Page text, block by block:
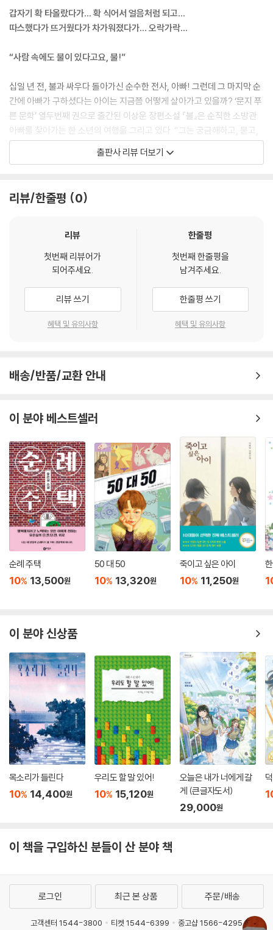
순직하지 않았다면. --- pp.11-12
폭발의 충격으로 헬멧이 날아가버려 불을 켤 수가 없다. 소방 호스를 찾아
에 꼭 끼인 채 늘어져 있다. 아빠가 그 애를 안아 올린다. 아이는 살아 있다.
아빠는 필사적으로 입구를 찾아 움직인다. 그때 콘크리트 기둥 하나가 무
너지며 아빠를 덮친다. 아빠는 머리를 다치고, 무거운 기둥에 깔린다. 아이
가 울며 아빠에게 달라붙는다. 아빠는 안간힘을 써본다. 소용없다. 아빠는
빠져나오지 못한다. 갑자기 머리가 깨지는 것 같다. 금세 정신이 희미해진
다………………………………………………………………………………………
는 건 상상뿐이었다.
그 당시 아빠의 동료 소방관 아저씨들을 찾아보면 도움이 되겠지? 하지만
엄마가 싫어할 것 같았다. 엄마를 불편하게 하면서까지 그 일에 매달릴 생
각은 없었다. --- pp.32-33
아이의 목소리가 또 올라갔다. 조절이 잘 안 되는 것 같았다. 아이는 또 나
를 보며 히죽히죽 웃었다. 어린아이처럼 맑은 웃음이었다. 그러나 나는 그
그러면서 자꾸 나를 보고 히죽거렸다. 내가 마음에 드는 건가? 무심코 속으
쿵덕쿵덕 심장이 속도를 높였다. 순식간에 생각도 감정도 복잡해졌다. 내
나는 앞서 머릿속으로 되풀이한 생각을 다시 끄집어내 다른 쪽으로 결론을
내려고 애썼다. --- p.115
나는 화재 진압복을 입고, 헬멧을 쓰고, 호스를 꼭 쥐고 괴물로 변한 시뻘건
불을 향해 나아가는 소방관 아저씨를 상상했다.
아저씨는 무섭고 외롭다. 여기저기 동료 소방관들이 있지만, 그래도 무섭
고 외롭다. 아저씨가 자신을 외롭고 무섭게 한 성난 불을 죽이기 위해 차가
운 물을 뿌린다. 아저씨는 괴물과 싸우는 의로운 전사다.
아빠도 전사였다. 의로운 전사. 엄마 말로는 숭고한 전사.
아빠가 동료들과 함께 건물 안으로 진입한다. 그리고 불 폭풍에 날려 정신
하겠지? 그 아이를 발견했을 때는 기뻤을까? 기쁨 같은 걸 느낄 여유도 없
지 않았을까? 아이에게 산소를 마시게 하면서 어서 밖으로 탈출해야 한다
는 생각밖에 없었겠지?
그러나 시멘트 기둥이 쓰러진다. 아빠가 거기에 깔린다. 아빠의 인생은 거
기서 정지된다. 아빠의 시간도 거기서 정지된다. 성난 불과의 싸움도 정지
된다. 오직 그 애의 시간만이 이어진다.
내가 그 애를 찾아냈다. 아빠의 죽음이 꽃을 피운 걸 확인하고 싶어서. 그런
데 그 애는 정상이 아니다. 처음 보는 나에게 맑게 웃으며 인사했지만, 그
애는 내 눈을 보고 있지 않았다.
애도 외로움을 느낄까? 다른 사람과 눈빛을 나눌 수 없는 그 애도 외로움을
알까? 쓸쓸함을 알까? 자신이 누구인지 알까? --- pp.143-144
갑자기 엄마가 입을 열었다. 엄마는 내 반응은 기다리지 않고 말을 이어갔
고 없이 그냥 갔지. 놀라게 해주려고. 가끔 그랬어. 그러면 본인도 좋아했
고, 동료 소방관들도 참 잘해주었거든. 그런데 그날은 마침 아빠가 화? 진
압을 하고 막 돌아온 뒤였어. 저녁이었는데, 정말 지친 모습이더구나. 그을
갑자기 확 타올랐다가… 확 식어서 얼음처럼 되고…
따스했다가 뜨거웠다가 차가워졌다가… 오락가락…
“사람 속에도 불이 있다고요, 불!”
십일 년 전, 불과 싸우다 돌아가신 순수한 전사, 아빠! 그런데 그 마지막 순
간에 아빠가 구하셨다는 아이는 지금쯤 어떻게 살아가고 있을까? ‘문지 푸
른 문학’ 열두번째 권으로 출간된 이상운 장편소설 『불』은 순직한 소방관
아빠를 찾아가는 한 소년의 여행을 그리고 있다. “그는 궁금해하고, 묻고,
찾고, 기뻐하고, 부딪치고, 두려워하고, 성찰하면서 자신의 여행을 완성한
다.”(「작가의 말」) 아빠의 순직 이후의 삶을 살아가는 엄마와 ‘나,’ 그리고
이다. 초등학교 5학년이 되어서야 외삼촌으로부터 아빠의 이야기를 들을
를 한 적이 없다. 엄마도 언제부턴가 아빠 얘기를 하지 않게 되었다. 사이렌
소리가 들려오면 방향을 바꾸고, 불이 났다는 텔레비전 보도가 있을 때마
다 말없이 채널을 돌릴 뿐. 그러던 차에 오래된 학교 창고에 불이 나는 사고
가 생기고…… 불이 났다는 사실을 재밌어 하는 아이들을 바라보며 ‘나’는
“사람 속에도 불이 있다”는 생각을 품게 된다. 그러면서 점점 커져가는 ‘그
엄마에게 이런저런 핑계를 대가며 그곳을 찾아가고, 조금씩 과거의 비밀들
되고 있을 ‘아빠의 현재’를 불러내는 과정이기도 하다. 그러나 막상 대면하
게 된 ‘그 아이’는 자폐(自閉)의 상태이고, 그들 가족 간의 오래된 불화는
‘나’의 내면을 혼란스럽게 만든다.
아빠가 그 애를 보면 어떤 마음일까? 그 애의 부모에 대해서는 또 어떤 마
음일까? 나처럼 실망하고 화를 내실까? 엄마 말대로 아빠가 순수한 전사
라면, 자신이 불과 싸우며 구해낸 그 애가 이렇게 한참 자라 있는 걸 보면
무조건 기뻐하지 않을까? 그렇기를 나는 빌었다. 하지만 반드시 그럴 거라
고 믿을 수는 없었다. --- p.176
“순수한 전쟁을 치르고 온 사람……
순수한 투쟁에서 이기고 돌아온 순수한 남자……
그날 난 그런 싸움을 하고 돌아온 네 아빠를 봤어.
진짜로 순수한 전사 같았지.”
『불』은 이상운 작가의 네번째 성장소설이다. 『내 마음의 태풍』 『중학생 여
러분』 『바람이 불어, 내가 원치 않아도』 등을 통해 흔치 않은 청소년기의
방황과 성찰을 치밀하게 그려온 작가는 이번에는 보다 근원적이고 사회성
짙은 질문을 던져놓는다. 아빠의 숭고한 죽음과 그를 공통분모로 하는 세
사람(엄마-나-그 아이)의 현재의 삶을 목도하는 ‘나’의 성찰 과정은 마치
‘불[火]’과 같은 인생사를 토닥이고 진화(鎭火)하는 성장의 이야기이기도
하다. 그리하여 “사람 속에도 불이 있다”는 생각은 그런 ‘불’을 지니고 살면
서도 내색하지 않은 채 끊임없이 ‘불’과 치러내는 싸움들을 이겨내고 있는
사람들의 삶을 향해 나아간다.
으로 번들거리는 얼굴로 파란 하늘을 쳐다보고 있던 그 소방관은 “노곤한
이 자리 잡았고, 이 소설 『불』로 자라났다.”
“네가 어느 정도 이해할지 모르겠지만, 사람들이 싸우는 건 뭔가를 얻기 위
출판사 리뷰 더보기
리뷰/한줄평 0
리뷰
첫번째 리뷰어가
되어주세요.
리뷰 쓰기
혜택 및 유의사항
한줄평
첫번째 한줄평을
남겨주세요.
한줄평 쓰기
혜택 및 유의사항
배송/반품/교환 안내
이 분야 베스트셀러
순례 주택
10% 13,500원
50 대 50
10% 13,320원
죽이고 싶은 아이
10% 11,250원
이 분야 신상품
목소리가 들린다
10% 14,400원
우리도 할 말 있어!
10% 15,120원
오늘은 내가 너에게 갈
게 (큰글자도서)
29,000원
이 책을 구입하신 분들이 산 분야 책
로그인 최근 본 상품 주문/배송
고객센터 1544-3800 티켓 1544-6399 중고샵 1566-4295